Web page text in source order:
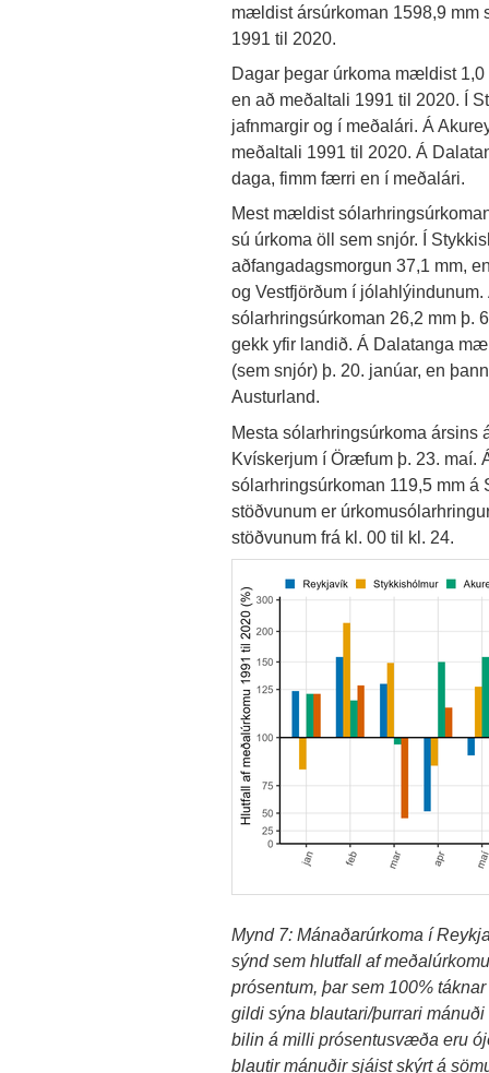
mældist ársúrkoman 1598,9 mm
1991 til 2020.
Dagar þegar úrkoma mældist
en að meðaltali 1991 til 2020. Í
jafnmargir og í meðalári. Á
meðaltali 1991 til 2020. Á
daga, fimm færri en í meðalári.
Mest mældist
sú úrkoma öll sem snjór. Í
aðfangadagsmorgun 37,1 mm,
og Vestfjörðum í
sólarhringsúrkoman 26,2 mm þ.
gekk yfir landið. Á Dalatanga
(sem snjór) þ. 20. janúar, en
Austurland.
Mesta sólarhringsúrkoma
Kvískerjum í Öræfum þ. 23. maí.
sólarhringsúrkoman 119,5 mm á
stöðvunum er
stöðvunum frá kl. 00 til kl. 24.
Mynd 7: Mánaðarúrkoma í
sýnd sem hlutfall af
prósentum, þar sem 100%
gildi sýna blautari/þurrari
bilin á milli prósentusvæða eru
blautir mánuðir sjáist skýrt á